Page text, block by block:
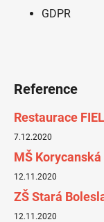
GDPR
Reference
Restaurace
7.12.2020
MŠ
12.11.2020
ZŠ Stará
12.11.2020